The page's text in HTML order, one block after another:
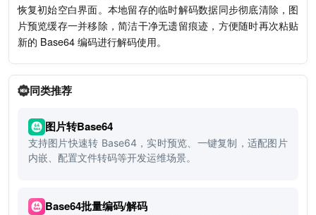
恢复初始空白界面。本地留存的临时解码数据同步彻底清除，图
片预览缓存一并移除，简洁干净无遗留痕迹，方便随时再次粘贴
新的 Base64 编码进行解码使用。
同类推荐
图片转Base64
支持图片快速转 Base64，实时预览、一键复制，适配图片
内嵌、配置文件转码等开发运维场景。
Base64批量编码/解码